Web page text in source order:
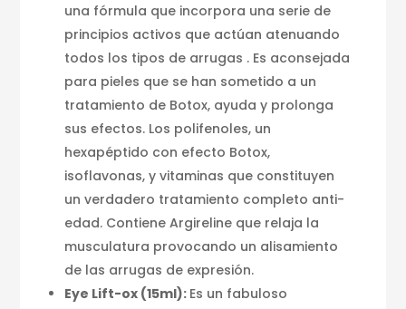
una fórmula que incorpora una serie de
principios activos que actúan atenuando
todos los tipos de arrugas . Es aconsejada
para pieles que se han sometido a un
tratamiento de Botox, ayuda y prolonga
sus efectos. Los polifenoles, un
hexapéptido con efecto Botox,
isoflavonas, y vitaminas que constituyen
un verdadero tratamiento completo anti-
edad. Contiene Argireline que relaja la
musculatura provocando un alisamiento
de las arrugas de expresión.
Eye Lift-ox (15ml): Es un fabuloso